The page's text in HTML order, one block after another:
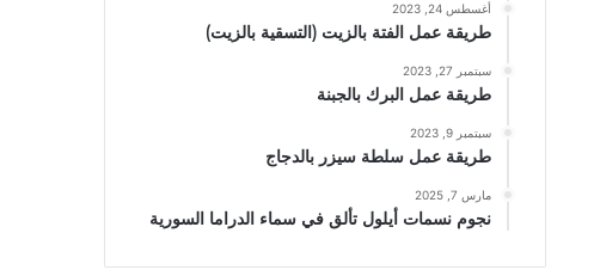
أغسطس 24, 2023
طريقة عمل الفتة بالزيت (التسقية بالزيت)
سبتمبر 27, 2023
طريقة عمل البرك بالجبنة
سبتمبر 9, 2023
طريقة عمل سلطة سيزر بالدجاج
مارس 7, 2025
نجوم نسمات أيلول تألق في سماء الدراما السورية